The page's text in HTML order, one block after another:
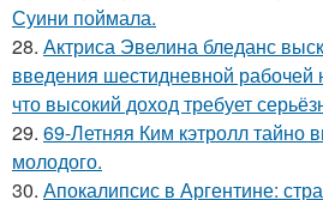
Суини поймала.
28. Актриса Эвелина бледанс
введения шестидневной рабочей
что высокий доход требует
29. 69-Летняя Ким кэтролл тайно
молодого.
30. Апокалипсис в Аргентине: